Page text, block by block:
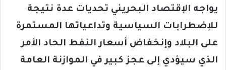
يواجه الإقتصاد البحريني تحديات عدة نتيجة
للإضطرابات السياسية وتداعياتها المستمرة
على البلاد وإنخفاض أسعار النفط الحاد الأمر
الذي سيؤدي إلى عجز كبير في الموازنة العامة